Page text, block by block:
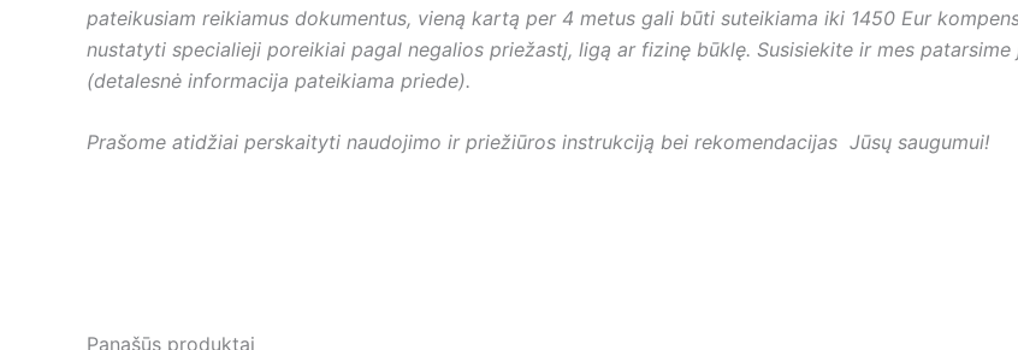
pateikusiam reikiamus dokumentus, vieną kartą per 4 metus gali būti suteikiama iki 1450 Eur
nustatyti specialieji poreikiai pagal negalios priežastį, ligą ar fizinę būklę. Susisiekite ir mes
(detalesnė informacija pateikiama priede).
Prašome atidžiai perskaityti naudojimo ir priežiūros instrukciją bei rekomendacijas Jūsų saugumui!
Panašūs produktai